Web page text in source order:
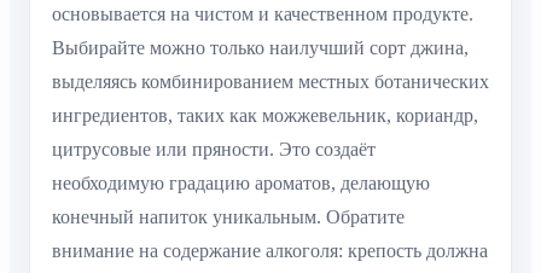
основывается на чистом и качественном продукте.
Выбирайте можно только наилучший сорт джина,
выделяясь комбинированием местных ботанических
ингредиентов, таких как можжевельник, кориандр,
цитрусовые или пряности. Это создаёт
необходимую градацию ароматов, делающую
конечный напиток уникальным. Обратите
внимание на содержание алкоголя: крепость должна